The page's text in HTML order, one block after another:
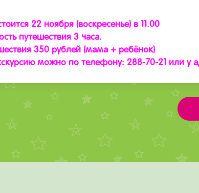
22 ноября (воскресенье) в 11.00
путешествия 3 часа.
350 рублей (мама + ребёнок)
можно по телефону: 288-70-21 или у